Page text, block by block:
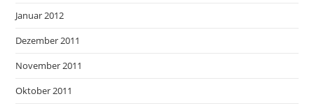
Januar 2012
Dezember 2011
November 2011
Oktober 2011